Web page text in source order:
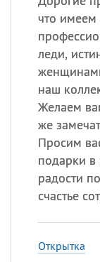
что имеем
леди,
наш
Желаем
же
Просим
подарки в
радости
счастье
Открытка